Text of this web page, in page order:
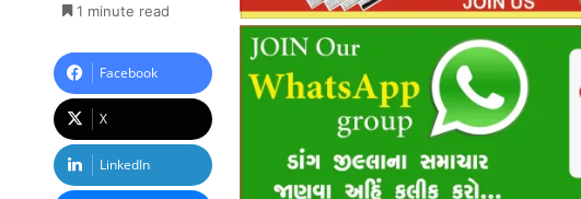
1 minute read
Facebook
X
LinkedIn